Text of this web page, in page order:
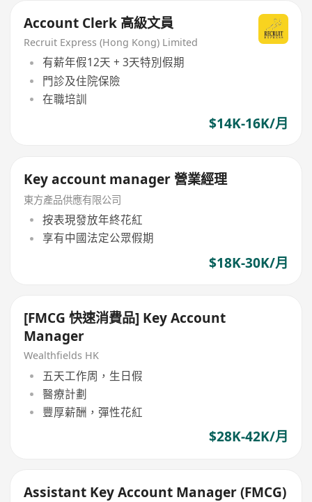
Account Clerk 高級文員
Recruit Express (Hong Kong) Limited
有薪年假12天 + 3天特別假期
門診及住院保險
在職培訓
$14K-16K/月
Key account manager 營業經理
東方產品供應有限公司
按表現發放年終花紅
享有中國法定公眾假期
$18K-30K/月
[FMCG 快速消費品] Key Account
Manager
Wealthfields HK
五天工作周，生日假
醫療計劃
豐厚薪酬，彈性花紅
$28K-42K/月
Assistant Key Account Manager (FMCG)